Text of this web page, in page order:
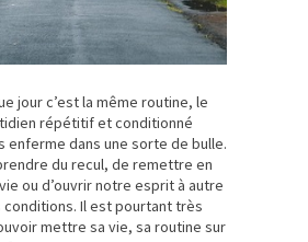
jour c’est la même routine, le
répétitif et conditionné
enferme dans une sorte de bulle.
du recul, de remettre en
ou d’ouvrir notre esprit à autre
conditions. Il est pourtant très
mettre sa vie, sa routine sur